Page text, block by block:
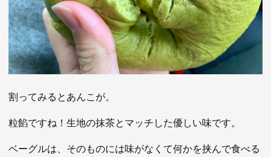
割ってみるとあんこが。
粒餡ですね！生地の抹茶とマッチした優しい味です。
ベーグルは、そのものには味がなくて何かを挟んで食べる